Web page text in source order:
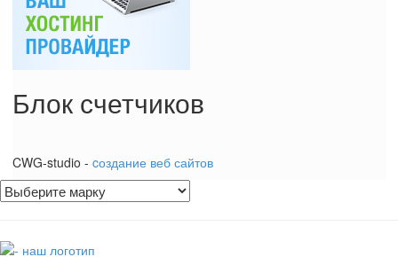
Блок счетчиков
CWG-studio - cоздание веб сайтов